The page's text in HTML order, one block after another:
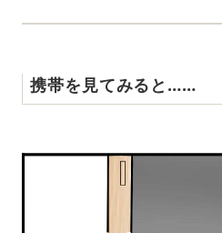
携帯を見てみると……